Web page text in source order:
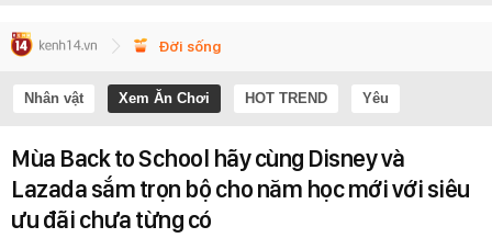
Đời sống
Nhân vật Xem Ăn Chơi HOT TREND Yêu
Mùa Back to School hãy cùng Disney và
Lazada sắm trọn bộ cho năm học mới với siêu
ưu đãi chưa từng có